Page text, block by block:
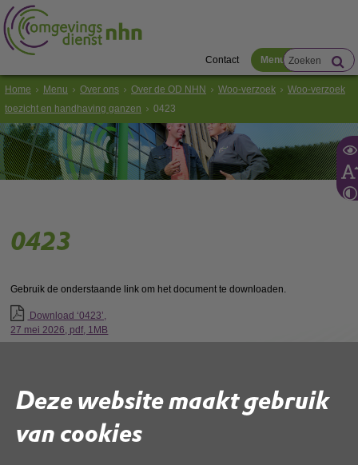
Deze website maakt gebruik
van cookies
Contact Menu
Home Menu Over ons Over de OD NHN Woo-verzoek
Woo-verzoek
toezicht en handhaving ganzen
0423
0423
Gebruik de onderstaande link om het document te downloaden.
Download ‘0423’,
27 mei 2026, pdf, 1MB